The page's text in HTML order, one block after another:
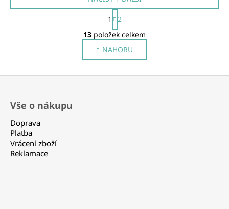
O
v
l
á
d
S
t
r
á
n
k
o
á
1
2
13 položek celkem
NAHORU
Z
Vše o nákupu
Doprava
Platba
Vrácení zboží
Reklamace